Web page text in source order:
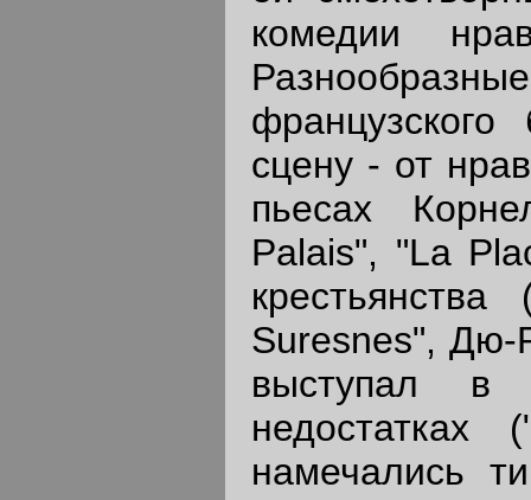
комедии
сцену - от
пьесах
Palais", "La
Suresnes", Дю-
выступал в
недостатках
намечались